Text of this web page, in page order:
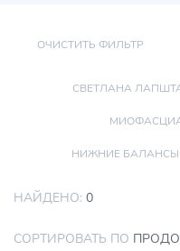
ОЧИСТИТЬ ФИЛЬТР
СВЕТЛАНА
НИЖНИЕ БАЛАНСЫ
НАЙДЕНО: 0
СОРТИРОВАТЬ ПО